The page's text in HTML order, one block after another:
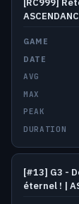
[#13] G3 -
éternel ! |